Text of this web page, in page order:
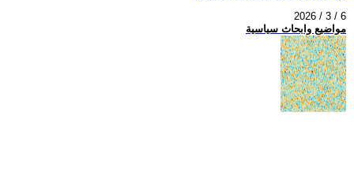
2026 / 3 / 6
مواضيع وابحاث سياسية